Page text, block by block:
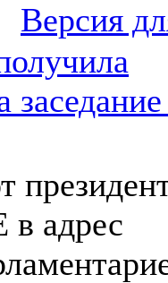
Версия
адрес